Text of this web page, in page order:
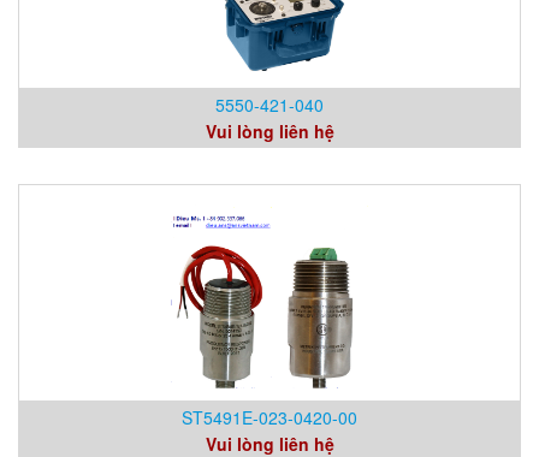
5550-421-040
Vui lòng liên hệ
ST5491E-023-0420-00
Vui lòng liên hệ